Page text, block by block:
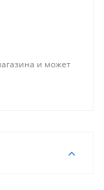
и может